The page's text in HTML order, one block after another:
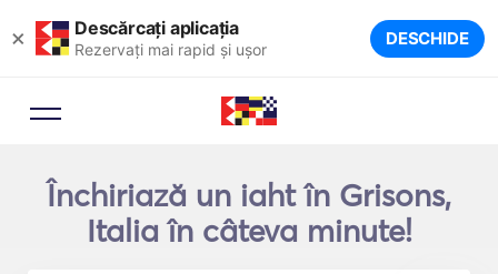
× Descărcați aplicația
Rezervați mai rapid și ușor DESCHIDE
Închiriază un iaht în Grisons,
Italia în câteva minute!